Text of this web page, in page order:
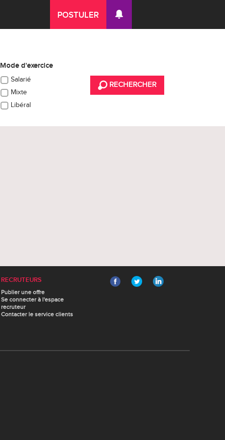
POSTULER
Mode d'exercice
Salarié
Mixte
Libéral
RECHERCHER
RECRUTEURS
Publier une offre
Se connecter à l'espace
recruteur
Contacter le service clients